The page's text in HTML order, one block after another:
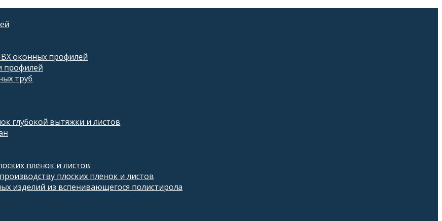
оконных профилей
профилей
труб
глубокой вытяжки и листов
пленок и листов
плоских пленок и листов
изделий из вспенивающегося полистирола